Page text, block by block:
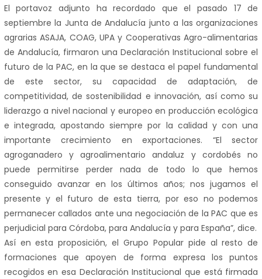
El portavoz adjunto ha recordado que el pasado 17 de
septiembre la Junta de Andalucía junto a las organizaciones
agrarias ASAJA, COAG, UPA y Cooperativas Agro-alimentarias
de Andalucía, firmaron una Declaración Institucional sobre el
futuro de la PAC, en la que se destaca el papel fundamental
de este sector, su capacidad de adaptación, de
competitividad, de sostenibilidad e innovación, así como su
liderazgo a nivel nacional y europeo en producción ecológica
e integrada, apostando siempre por la calidad y con una
importante crecimiento en exportaciones. “El sector
agroganadero y agroalimentario andaluz y cordobés no
puede permitirse perder nada de todo lo que hemos
conseguido avanzar en los últimos años; nos jugamos el
presente y el futuro de esta tierra, por eso no podemos
permanecer callados ante una negociación de la PAC que es
perjudicial para Córdoba, para Andalucía y para España”, dice.
Así en esta proposición, el Grupo Popular pide al resto de
formaciones que apoyen de forma expresa los puntos
recogidos en esa Declaración Institucional que está firmada